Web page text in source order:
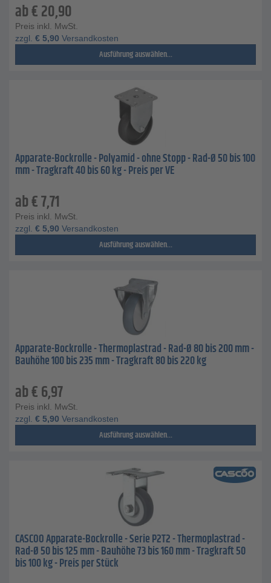
ab€20,90
Preis inkl. MwSt.
zzgl. € 5,90 Versandkosten
Ausführung auswählen...
Apparate-Bockrolle - Polyamid - ohne Stopp - Rad-Ø 50 bis 100
mm - Tragkraft 40 bis 60 kg - Preis per VE
ab€7,71
Preis inkl. MwSt.
zzgl. € 5,90 Versandkosten
Ausführung auswählen...
Apparate-Bockrolle - Thermoplastrad - Rad-Ø 80 bis 200 mm -
Bauhöhe 100 bis 235 mm - Tragkraft 80 bis 220 kg
ab€6,97
Preis inkl. MwSt.
zzgl. € 5,90 Versandkosten
Ausführung auswählen...
CASCOO Apparate-Bockrolle - Serie P2T2 - Thermoplastrad -
Rad-Ø 50 bis 125 mm - Bauhöhe 73 bis 160 mm - Tragkraft 50
bis 100 kg - Preis per Stück